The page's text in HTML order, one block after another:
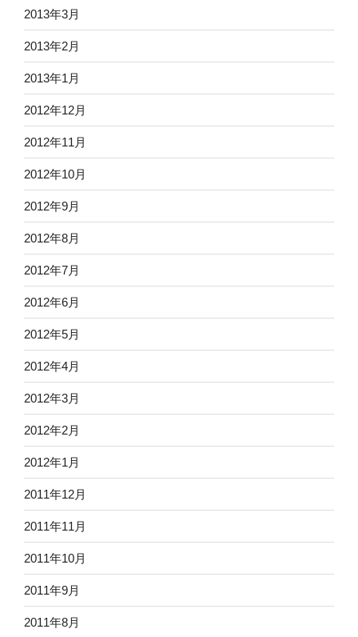
2013年3月
2013年2月
2013年1月
2012年12月
2012年11月
2012年10月
2012年9月
2012年8月
2012年7月
2012年6月
2012年5月
2012年4月
2012年3月
2012年2月
2012年1月
2011年12月
2011年11月
2011年10月
2011年9月
2011年8月